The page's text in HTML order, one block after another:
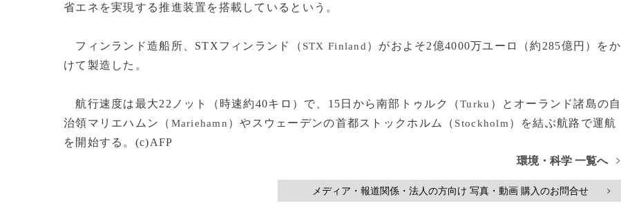
省エネを実現する推進装置を搭載しているという。
フィンランド造船所、STXフィンランド（ STX Finland ）がおよそ2億4000万ユーロ（約285億円）をか
けて製造した。
航行速度は最大22ノット（時速約40キロ）で、15日から南部トゥルク（Turku ）とオーランド諸島の自
治領マリエハムン（ Mariehamn ）やスウェーデンの首都ストックホルム（ Stockholm ）を結ぶ航路で運航
を開始する。(c)AFP
環境・科学 一覧へ
>
メディア・報道関係・法人の方向け 写真・動画 購入のお問合せ >